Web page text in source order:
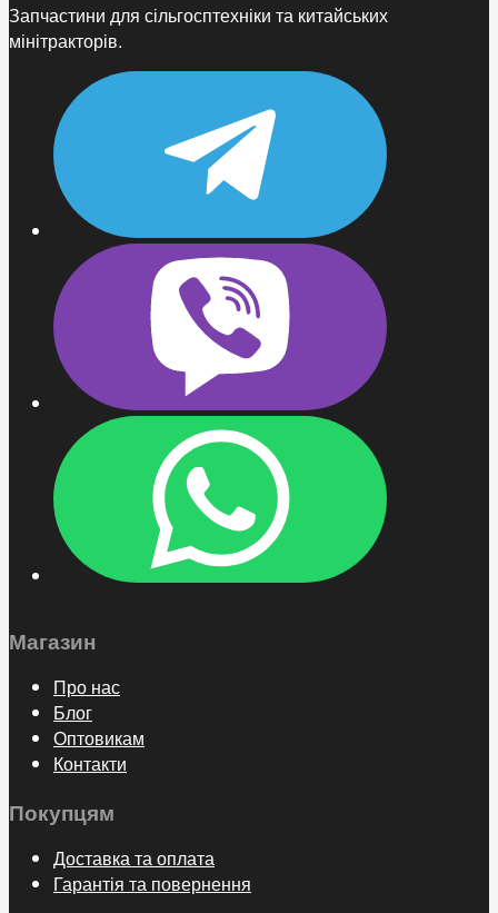
Запчастини для сільгосптехніки та китайських
мінітракторів.
Магазин
Про нас
Блог
Оптовикам
Контакти
Покупцям
Доставка та оплата
Гарантія та повернення